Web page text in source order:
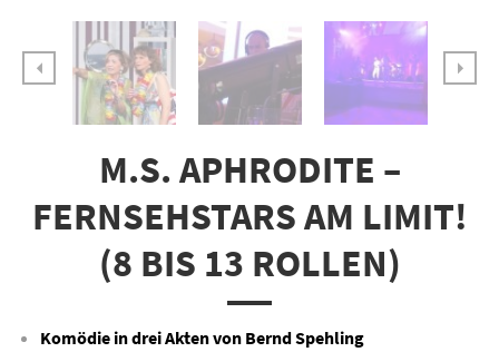
M.S. APHRODITE –
FERNSEHSTARS AM LIMIT!
(8 BIS 13 ROLLEN)
Komödie in drei Akten von Bernd Spehling